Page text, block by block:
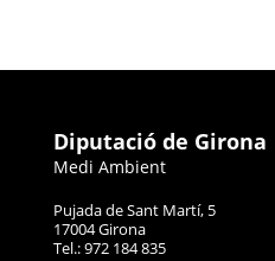
Diputació de Girona
Medi Ambient
Pujada de Sant Martí, 5
17004 Girona
Tel.: 972 184 835